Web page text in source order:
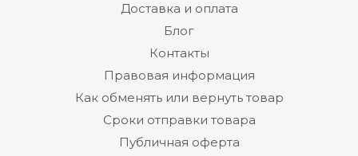
Доставка и оплата
Блог
Контакты
Правовая информация
Как обменять или вернуть товар
Сроки отправки товара
Публичная оферта